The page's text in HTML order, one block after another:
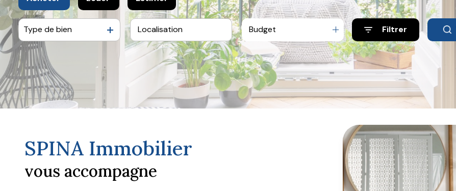
connaître
Nous
contacter
Nous
rejoindre
De l'ancien
De l'immo pro
à l'année
De l'immo pro
Type de bien Budget Filtrer
SPINA Immobilier
vous accompagne